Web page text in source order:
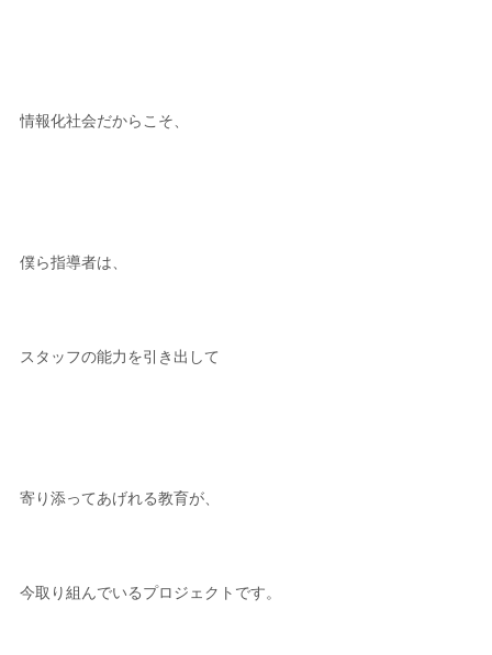
情報化社会だからこそ、
僕ら指導者は、
スタッフの能力を引き出して
寄り添ってあげれる教育が、
今取り組んでいるプロジェクトです。